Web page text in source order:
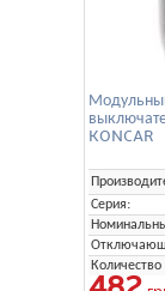
KONCAR
Серия: